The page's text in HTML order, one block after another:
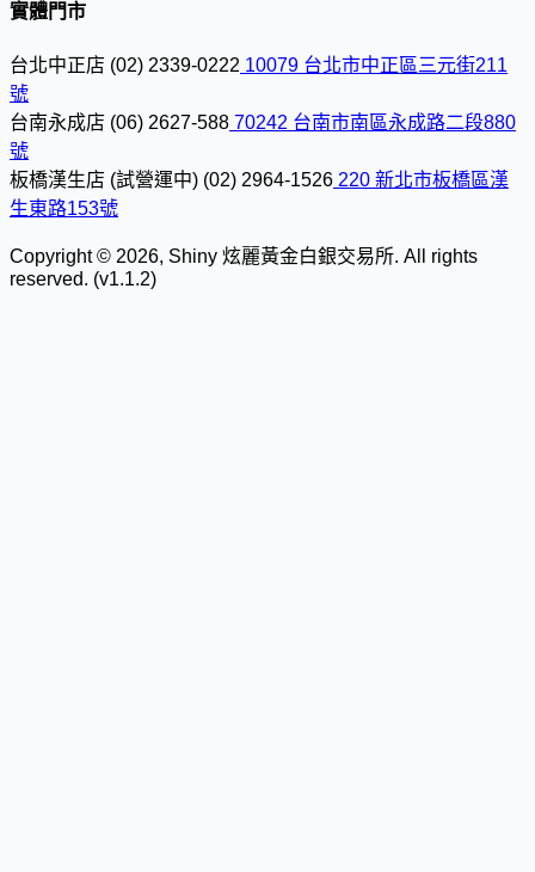
實體門市
台北中正店 (02) 2339-0222 10079 台北市中正區三元街211
號
台南永成店 (06) 2627-588 70242 台南市南區永成路二段880
號
板橋漢生店 (試營運中) (02) 2964-1526 220 新北市板橋區漢
生東路153號
Copyright © 2026, Shiny 炫麗黃金白銀交易所. All rights
reserved. (v1.1.2)